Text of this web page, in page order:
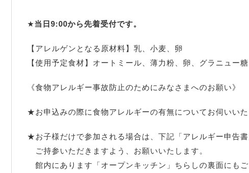
★当日9:00から先着受付です。
【アレルゲンとなる原材料】乳、小麦、卵
【使用予定食材】オートミール、薄力粉、卵、グラニュー
《食物アレルギー事故防止のためにみなさまへのお願い》
★お申込みの際に食物アレルギーの有無についてお伺いい
★お子様だけで参加される場合は、下記「アレルギー申告
ご持参いただきますよう、お願いいたします。
館内にあります「オープンキッチン」ちらしの裏面にも